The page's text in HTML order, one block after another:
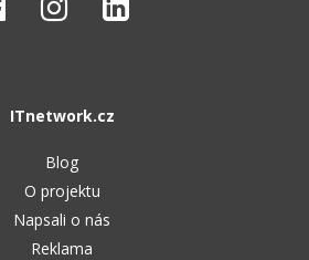
ITnetwork.cz
Blog
O projektu
Napsali o nás
Reklama